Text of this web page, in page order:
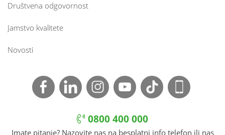
Društvena odgovornost
Jamstvo kvalitete
Novosti
0800 400 000
Imate pitanje? Nazovite nas na besplatni info telefon ili nas